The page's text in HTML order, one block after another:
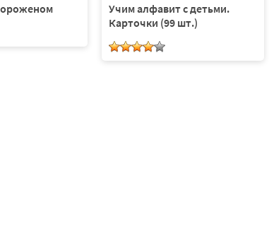
Учим алфавит с детьми.
Карточки (99 шт.)